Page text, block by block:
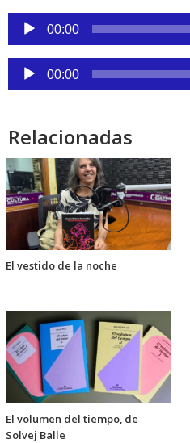
Reproductor
de
audio
00:00
Reproductor
de
00:00
Relacionadas
El vestido de la noche
El volumen del tiempo, de
Solvej Balle